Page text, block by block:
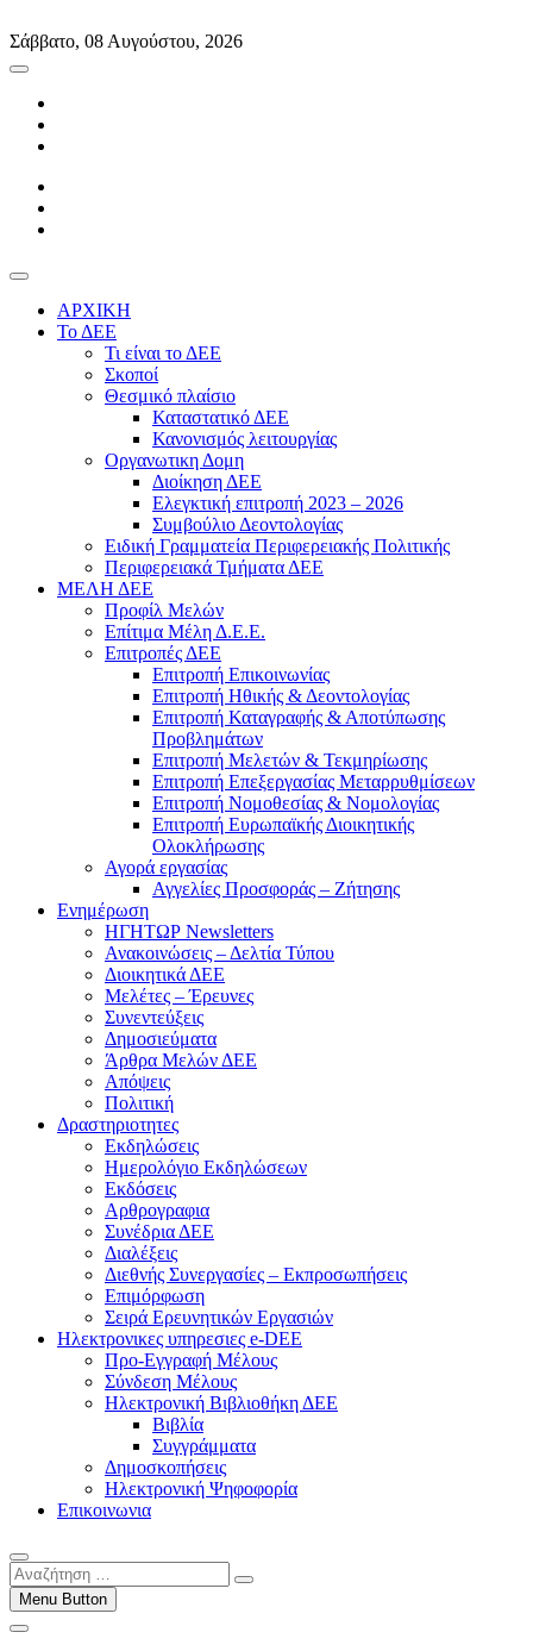
to
content
Σάββατο, 08 Αυγούστου, 2026
ΑΡΧΙΚΗ
Το ΔΕΕ
Τι είναι το ΔΕΕ
Σκοποί
Θεσμικό πλαίσιο
Καταστατικό ΔΕΕ
Κανονισμός λειτουργίας
Οργανωτικη Δομη
Διοίκηση ΔΕΕ
Ελεγκτική επιτροπή 2023 – 2026
Συμβούλιο Δεοντολογίας
Ειδική Γραμματεία Περιφερειακής Πολιτικής
Περιφερειακά Τμήματα ΔΕΕ
ΜΕΛΗ ΔΕΕ
Προφίλ Μελών
Επίτιμα Mέλη Δ.Ε.Ε.
Επιτροπές ΔΕΕ
Επιτροπή Επικοινωνίας
Επιτροπή Ηθικής & Δεοντολογίας
Επιτροπή Καταγραφής & Αποτύπωσης
Προβλημάτων
Επιτροπή Μελετών & Τεκμηρίωσης
Επιτροπή Επεξεργασίας Μεταρρυθμίσεων
Επιτροπή Νομοθεσίας & Νομολογίας
Επιτροπή Ευρωπαϊκής Διοικητικής
Ολοκλήρωσης
Αγορά εργασίας
Αγγελίες Προσφοράς – Ζήτησης
Ενημέρωση
ΗΓΗΤΩΡ Newsletters
Ανακοινώσεις – Δελτία Τύπου
Διοικητικά ΔΕΕ
Μελέτες – Έρευνες
Συνεντεύξεις
Δημοσιεύματα
Άρθρα Μελών ΔΕΕ
Απόψεις
Πολιτική
Δραστηριοτητες
Εκδηλώσεις
Ημερολόγιο Εκδηλώσεων
Εκδόσεις
Αρθρογραφια
Συνέδρια ΔΕΕ
Διαλέξεις
Διεθνής Συνεργασίες – Εκπροσωπήσεις
Επιμόρφωση
Σειρά Ερευνητικών Εργασιών
Ηλεκτρονικες υπηρεσιες e-DEE
Προ-Εγγραφή Μέλους
Σύνδεση Μέλους
Ηλεκτρονική Βιβλιοθήκη ΔΕΕ
Βιβλία
Συγγράμματα
Δημοσκοπήσεις
Ηλεκτρονική Ψηφοφορία
Επικοινωνια
Αναζήτηση
…Menu Button